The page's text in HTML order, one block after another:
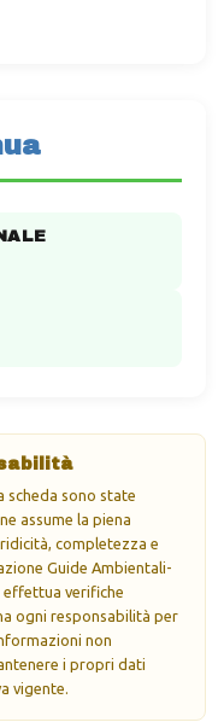
scheda sono state
assume la piena
completezza e
Guide Ambientali-
effettua verifiche
ogni responsabilità per
non
i propri dati
vigente.